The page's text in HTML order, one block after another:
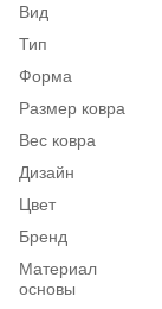
Вид
Тип
Форма
Размер ковра
Вес ковра
Дизайн
Цвет
Бренд
Материал
основы